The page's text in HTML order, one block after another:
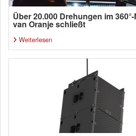
Über 20.000 Drehungen im
van Oranje schließt
Weiterlesen